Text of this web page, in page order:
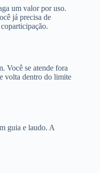
um valor por uso.
já precisa de
Você se atende fora
volta dentro do limite
guia e laudo. A